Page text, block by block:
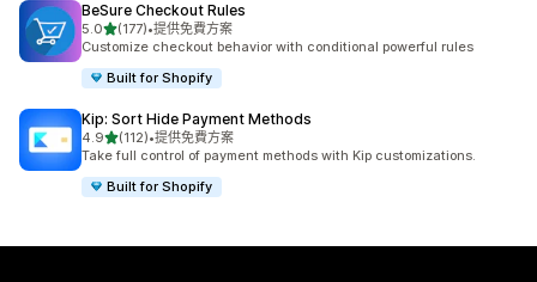
BeSure Checkout Rules
5.0滿分 5 顆星
(177)
共有 177 則評價
•提供免費方案
Customize checkout behavior with conditional powerful rules
Built for Shopify
Kip: Sort Hide Payment Methods
4.9滿分 5 顆星
(112)
共有 112 則評價
•提供免費方案
Take full control of payment methods with Kip customizations.
Built for Shopify